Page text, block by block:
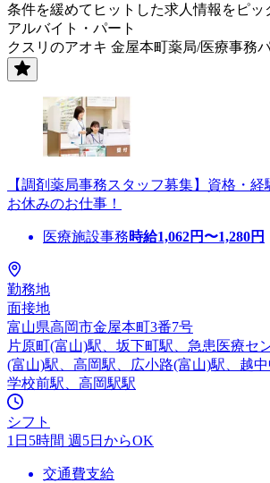
条件を緩めてヒットした求人情報をピッ
アルバイト・パート
クスリのアオキ 金屋本町薬局/医療事務
【調剤薬局事務スタッフ募集】資格・
お休みのお仕事！
医療施設事務時給1,062円〜1,280円
勤務地
面接地
富山県高岡市金屋本町3番7号
片原町(富山)駅、坂下町駅、急患医療セ
(富山)駅、高岡駅、広小路(富山)駅、越
学校前駅、高岡駅駅
シフト
1日5時間 週5日からOK
交通費支給